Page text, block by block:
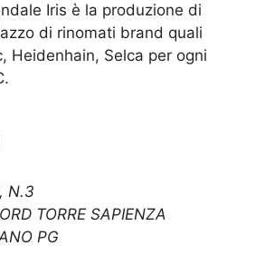
Iris è la produzione di
di rinomati brand quali
Heidenhain, Selca per ogni
N.3
TORRE SAPIENZA
PG